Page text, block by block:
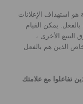
هو استهداف الإعلانات
يمكن القيام
الأخرى ،
الذين هم بالفعل
تفاعلوا مع علامتك